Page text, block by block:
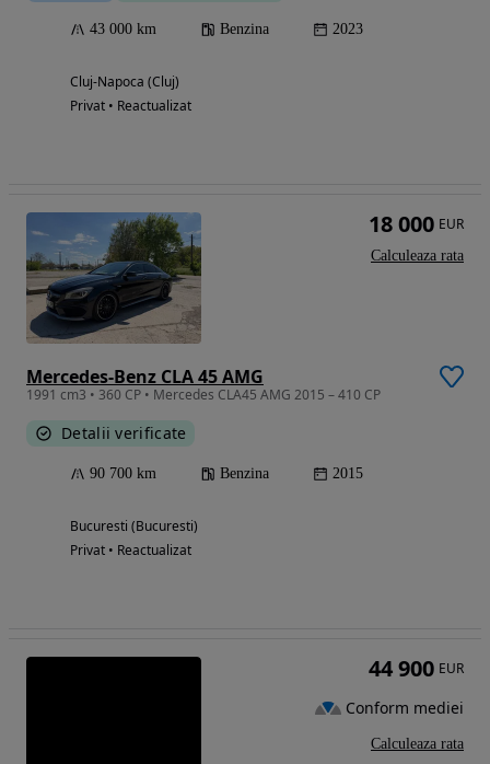
43 000 km Benzina 2023
Cluj-Napoca (Cluj)
Privat • Reactualizat
Mercedes-Benz CLA 45 AMG
1991 cm3 • 360 CP • Mercedes CLA45 AMG 2015 – 410 CP
Detalii verificate
90 700 km Benzina 2015
Bucuresti (Bucuresti)
Privat • Reactualizat
18 000 EUR
Calculeaza rata
44 900 EUR
Conform mediei
Calculeaza rata